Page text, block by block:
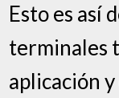
Esto es así
terminales
aplicación